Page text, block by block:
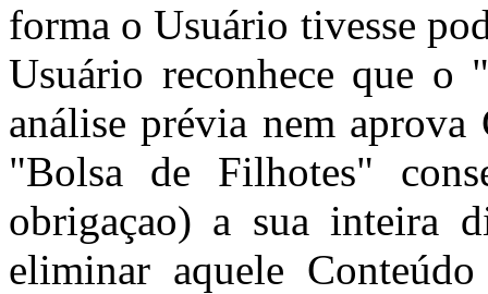
forma o Usuário tivesse
Usuário reconhece que o
análise prévia nem
"Bolsa de Filhotes"
obrigaçao) a sua inteira
eliminar aquele